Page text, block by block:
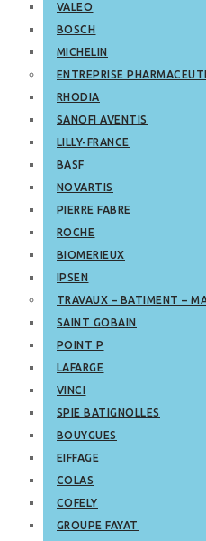
VALEO
BOSCH
MICHELIN
ENTREPRISE
RHODIA
SANOFI AVENTIS
LILLY-FRANCE
BASF
NOVARTIS
PIERRE FABRE
ROCHE
BIOMERIEUX
IPSEN
TRAVAUX – BATIMENT –
SAINT GOBAIN
POINT P
LAFARGE
VINCI
SPIE BATIGNOLLES
BOUYGUES
EIFFAGE
COLAS
COFELY
GROUPE FAYAT